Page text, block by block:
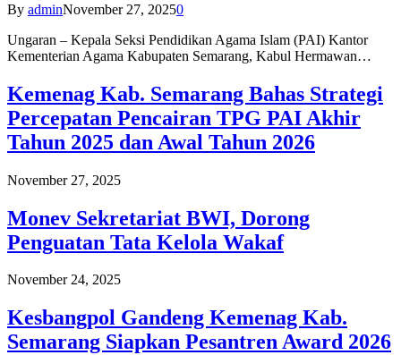
By adminNovember 27, 20250
Ungaran – Kepala Seksi Pendidikan Agama Islam (PAI) Kantor
Kementerian Agama Kabupaten Semarang, Kabul Hermawan…
Kemenag Kab. Semarang Bahas Strategi
Percepatan Pencairan TPG PAI Akhir
Tahun 2025 dan Awal Tahun 2026
November 27, 2025
Monev Sekretariat BWI, Dorong
Penguatan Tata Kelola Wakaf
November 24, 2025
Kesbangpol Gandeng Kemenag Kab.
Semarang Siapkan Pesantren Award 2026